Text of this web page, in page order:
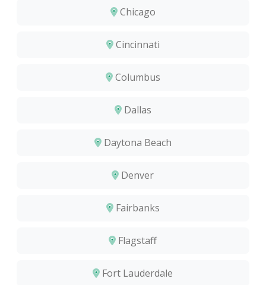
Chicago
Cincinnati
Columbus
Dallas
Daytona Beach
Denver
Fairbanks
Flagstaff
Fort Lauderdale